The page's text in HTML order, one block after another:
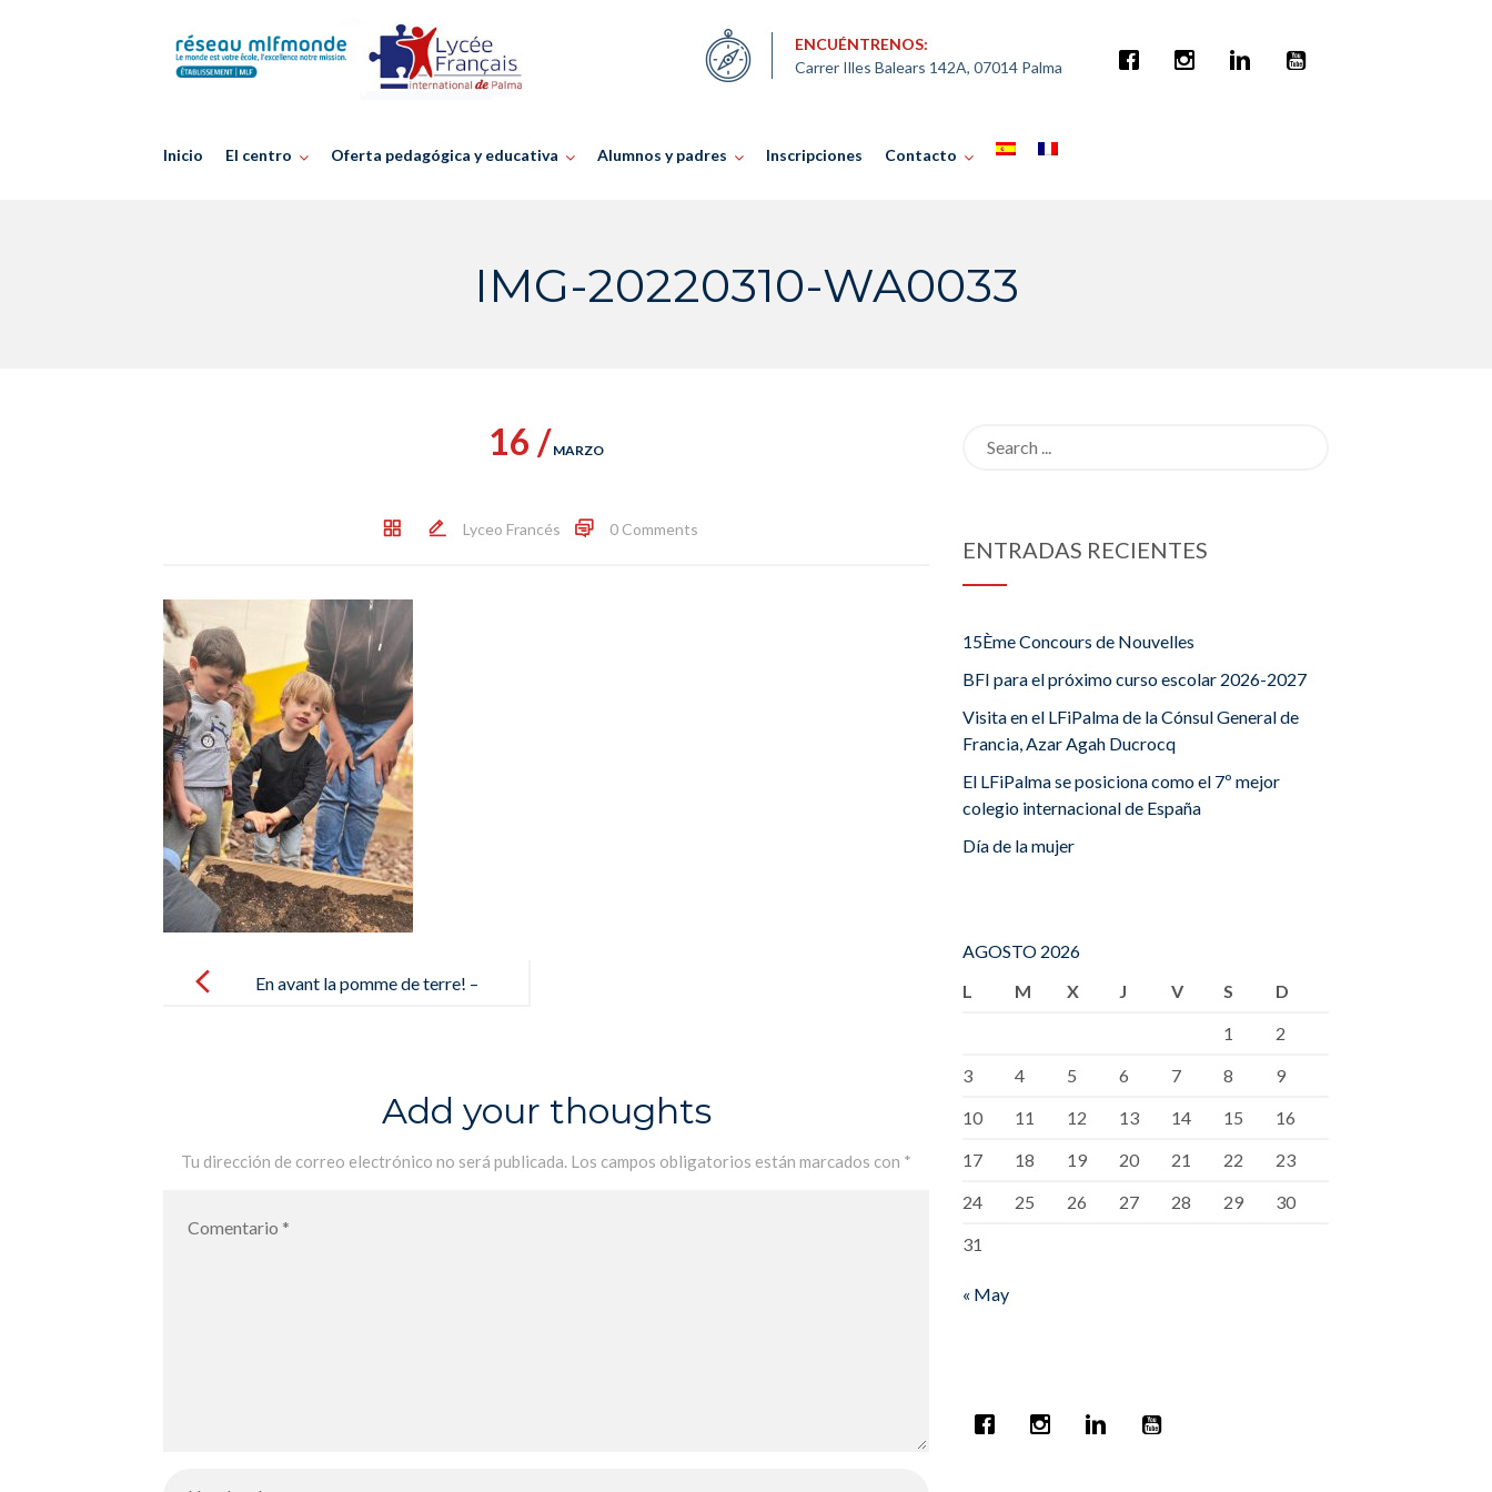
ENCUÉNTRENOS:
Carrer Illes Balears 142A, 07014 Palma
Inicio El centro Oferta pedagógica y educativa Alumnos y padres Inscripciones Contacto
IMG-20220310-WA0033
16 / MARZO
Lyceo Francés 0 Comments
navigation
En avant la pomme de terre! –
Add your thoughts
Tu dirección de correo electrónico no será publicada. Los campos obligatorios están marcados con *
ENTRADAS RECIENTES
15Ème Concours de Nouvelles
BFI para el próximo curso escolar 2026-2027
Visita en el LFiPalma de la Cónsul General de
Francia, Azar Agah Ducrocq
El LFiPalma se posiciona como el 7º mejor
colegio internacional de España
Día de la mujer
AGOSTO 2026
L
M X J V S
D
1
2
3
4 5 6 7 8
9
10
11 12 13 14 15
16
17
18 19 20 21 22
23
24
25 26 27 28 29
30
31
« May